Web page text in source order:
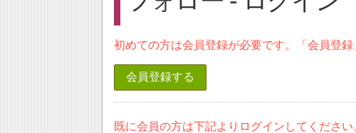
初めての方は会員登録が必要です。「会員登
会員登録する
既に会員の方は下記よりログインしてください